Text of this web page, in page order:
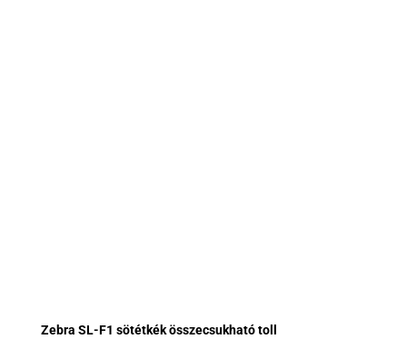
Zebra SL-F1 sötétkék összecsukható toll